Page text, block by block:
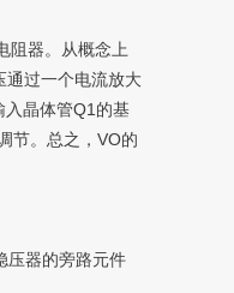
阻器。从概念上
通过一个电流放大
入晶体管Q1的基
节。总之，VO的
压器的旁路元件